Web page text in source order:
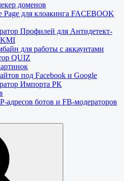
доменов
Page для клоакинга FACEBOOK
Профилей для Антидетект-
для работы с аккаунтами
QUIZ
под Facebook и Google
Импорта РК
адресов ботов и FB-модераторов